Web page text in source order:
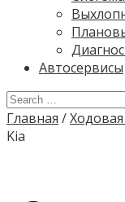
Автосервисы
Главная /Ходовая
Kia